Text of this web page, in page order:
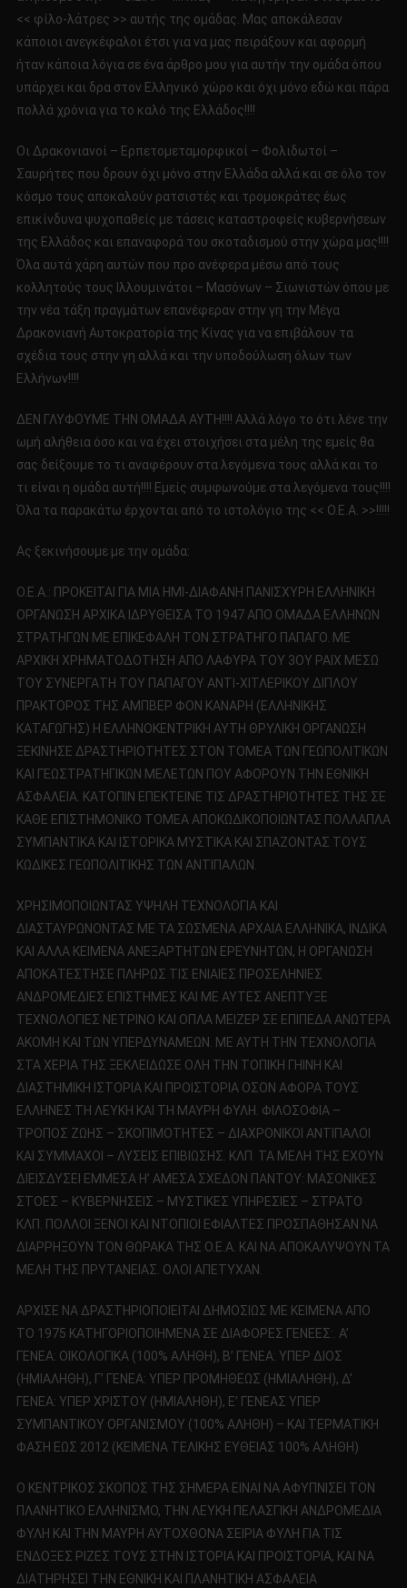
<< φίλο-λάτρες >> αυτής της ομάδας. Μας αποκάλεσαν
κάποιοι ανεγκέφαλοι έτσι για να μας πειράξουν και αφορμή
ήταν κάποια λόγια σε ένα άρθρο μου για αυτήν την ομάδα όπου
υπάρχει και δρα στον Ελληνικό χώρο και όχι μόνο εδώ και πάρα
πολλά χρόνια για το καλό της Ελλάδος!!!!
Οι Δρακονιανοί – Ερπετομεταμορφικοί – Φολιδωτοί –
Σαυρήτες που δρουν όχι μόνο στην Ελλάδα αλλά και σε όλο τον
κόσμο τους αποκαλούν ρατσιστές και τρομοκράτες έως
επικίνδυνα ψυχοπαθείς με τάσεις καταστροφείς κυβερνήσεων
της Ελλάδος και επαναφορά του σκοταδισμού στην χώρα μας!!!!
Όλα αυτά χάρη αυτών που προ ανέφερα μέσω από τους
κολλητούς τους Ιλλουμινάτοι – Μασόνων – Σιωνιστών όπου με
την νέα τάξη πραγμάτων επανέφεραν στην γη την Μέγα
Δρακονιανή Αυτοκρατορία της Κίνας για να επιβάλουν τα
σχέδια τους στην γη αλλά και την υποδούλωση όλων των
Ελλήνων!!!!
ΔΕΝ ΓΛΥΦΟΥΜΕ ΤΗΝ ΟΜΑΔΑ ΑΥΤΗ!!!! Αλλά λόγο το ότι λένε την
ωμή αλήθεια όσο και να έχει στοιχήσει στα μέλη της εμείς θα
σας δείξουμε το τι αναφέρουν στα λεγόμενα τους αλλά και το
τι είναι η ομάδα αυτή!!!! Εμείς συμφωνούμε στα λεγόμενα τους!!!!
Όλα τα παρακάτω έρχονται από το ιστολόγιο της << Ο.Ε.Α. >>!!!!!
Ας ξεκινήσουμε με την ομάδα:
Ο.Ε.Α.: ΠΡΟΚΕΙΤΑΙ ΓΙΑ ΜΙΑ ΗΜΙ-ΔΙΑΦΑΝΗ ΠΑΝΙΣΧΥΡΗ ΕΛΛΗΝΙΚΗ
ΟΡΓΑΝΩΣΗ ΑΡΧΙΚΑ ΙΔΡΥΘΕΙΣΑ ΤΟ 1947 ΑΠΟ ΟΜΑΔΑ ΕΛΛΗΝΩΝ
ΣΤΡΑΤΗΓΩΝ ΜΕ ΕΠΙΚΕΦΑΛΗ ΤΟΝ ΣΤΡΑΤΗΓΟ ΠΑΠΑΓΟ. ΜΕ
ΑΡΧΙΚΗ ΧΡΗΜΑΤΟΔΟΤΗΣΗ ΑΠΟ ΛΑΦΥΡΑ ΤΟΥ 3ΟΥ ΡΑΙΧ ΜΕΣΩ
ΤΟΥ ΣΥΝΕΡΓΑΤΗ ΤΟΥ ΠΑΠΑΓΟΥ ΑΝΤΙ-ΧΙΤΛΕΡΙΚΟΥ ΔΙΠΛΟΥ
ΠΡΑΚΤΟΡΟΣ ΤΗΣ ΑΜΠΒΕΡ ΦΟΝ ΚΑΝΑΡΗ (ΕΛΛΗΝΙΚΗΣ
ΚΑΤΑΓΩΓΗΣ) Η ΕΛΛΗΝΟΚΕΝΤΡΙΚΗ ΑΥΤΗ ΘΡΥΛΙΚΗ ΟΡΓΑΝΩΣΗ
ΞΕΚΙΝΗΣΕ ΔΡΑΣΤΗΡΙΟΤΗΤΕΣ ΣΤΟΝ ΤΟΜΕΑ ΤΩΝ ΓΕΩΠΟΛΙΤΙΚΩΝ
ΚΑΙ ΓΕΩΣΤΡΑΤΗΓΙΚΩΝ ΜΕΛΕΤΩΝ ΠΟΥ ΑΦΟΡΟΥΝ ΤΗΝ ΕΘΝΙΚΗ
ΑΣΦΑΛΕΙΑ. ΚΑΤΟΠΙΝ ΕΠΕΚΤΕΙΝΕ ΤΙΣ ΔΡΑΣΤΗΡΙΟΤΗΤΕΣ ΤΗΣ ΣΕ
ΚΑΘΕ ΕΠΙΣΤΗΜΟΝΙΚΟ ΤΟΜΕΑ ΑΠΟΚΩΔΙΚΟΠΟΙΩΝΤΑΣ ΠΟΛΛΑΠΛΑ
ΣΥΜΠΑΝΤΙΚΑ ΚΑΙ ΙΣΤΟΡΙΚΑ ΜΥΣΤΙΚΑ ΚΑΙ ΣΠΑΖΟΝΤΑΣ ΤΟΥΣ
ΚΩΔΙΚΕΣ ΓΕΩΠΟΛΙΤΙΚΗΣ ΤΩΝ ΑΝΤΙΠΑΛΩΝ.
ΧΡΗΣΙΜΟΠΟΙΩΝΤΑΣ ΥΨΗΛΗ ΤΕΧΝΟΛΟΓΙΑ ΚΑΙ
ΔΙΑΣΤΑΥΡΩΝΟΝΤΑΣ ΜΕ ΤΑ ΣΩΣΜΕΝΑ ΑΡΧΑΙΑ ΕΛΛΗΝΙΚΑ, ΙΝΔΙΚΑ
ΚΑΙ ΑΛΛΑ ΚΕΙΜΕΝΑ ΑΝΕΞΑΡΤΗΤΩΝ ΕΡΕΥΝΗΤΩΝ, Η ΟΡΓΑΝΩΣΗ
ΑΠΟΚΑΤΕΣΤΗΣΕ ΠΛΗΡΩΣ ΤΙΣ ΕΝΙΑΙΕΣ ΠΡΟΣΕΛΗΝΙΕΣ
ΑΝΔΡΟΜΕΔΙΕΣ ΕΠΙΣΤΗΜΕΣ ΚΑΙ ΜΕ ΑΥΤΕΣ ΑΝΕΠΤΥΞΕ
ΤΕΧΝΟΛΟΓΙΕΣ ΝΕΤΡΙΝΟ ΚΑΙ ΟΠΛΑ ΜΕΙΖΕΡ ΣΕ ΕΠΙΠΕΔΑ ΑΝΩΤΕΡΑ
ΑΚΟΜΗ ΚΑΙ ΤΩΝ ΥΠΕΡΔΥΝΑΜΕΩΝ. ΜΕ ΑΥΤΗ ΤΗΝ ΤΕΧΝΟΛΟΓΙΑ
ΣΤΑ ΧΕΡΙΑ ΤΗΣ ΞΕΚΛΕΙΔΩΣΕ ΟΛΗ ΤΗΝ ΤΟΠΙΚΗ ΓΗΙΝΗ ΚΑΙ
ΔΙΑΣΤΗΜΙΚΗ ΙΣΤΟΡΙΑ ΚΑΙ ΠΡΟΙΣΤΟΡΙΑ ΟΣΟΝ ΑΦΟΡΑ ΤΟΥΣ
ΕΛΛΗΝΕΣ ΤΗ ΛΕΥΚΗ ΚΑΙ ΤΗ ΜΑΥΡΗ ΦΥΛΗ. ΦΙΛΟΣΟΦΙΑ –
ΤΡΟΠΟΣ ΖΩΗΣ – ΣΚΟΠΙΜΟΤΗΤΕΣ – ΔΙΑΧΡΟΝΙΚΟΙ ΑΝΤΙΠΑΛΟΙ
ΚΑΙ ΣΥΜΜΑΧΟΙ – ΛΥΣΕΙΣ ΕΠΙΒΙΩΣΗΣ. ΚΛΠ. ΤΑ ΜΕΛΗ ΤΗΣ ΕΧΟΥΝ
ΔΙΕΙΣΔΥΣΕΙ ΕΜΜΕΣΑ Η’ ΑΜΕΣΑ ΣΧΕΔΟΝ ΠΑΝΤΟΥ: ΜΑΣΟΝΙΚΕΣ
ΣΤΟΕΣ – ΚΥΒΕΡΝΗΣΕΙΣ – ΜΥΣΤΙΚΕΣ ΥΠΗΡΕΣΙΕΣ – ΣΤΡΑΤΟ
ΚΛΠ. ΠΟΛΛΟΙ ΞΕΝΟΙ ΚΑΙ ΝΤΟΠΙΟΙ ΕΦΙΑΛΤΕΣ ΠΡΟΣΠΑΘΗΣΑΝ ΝΑ
ΔΙΑΡΡΗΞΟΥΝ ΤΟΝ ΘΩΡΑΚΑ ΤΗΣ Ο.Ε.Α. ΚΑΙ ΝΑ ΑΠΟΚΑΛΥΨΟΥΝ ΤΑ
ΜΕΛΗ ΤΗΣ ΠΡΥΤΑΝΕΙΑΣ. ΟΛΟΙ ΑΠΕΤΥΧΑΝ.
ΑΡΧΙΣΕ ΝΑ ΔΡΑΣΤΗΡΙΟΠΟΙΕΙΤΑΙ ΔΗΜΟΣΙΩΣ ΜΕ ΚΕΙΜΕΝΑ ΑΠΟ
ΤΟ 1975 ΚΑΤΗΓΟΡΙΟΠΟΙΗΜΕΝΑ ΣΕ ΔΙΑΦΟΡΕΣ ΓΕΝΕΕΣ:. Α’
ΓΕΝΕΑ: ΟΙΚΟΛΟΓΙΚΑ (100% ΑΛΗΘΗ), Β’ ΓΕΝΕΑ: ΥΠΕΡ ΔΙΟΣ
(ΗΜΙΑΛΗΘΗ), Γ’ ΓΕΝΕΑ: ΥΠΕΡ ΠΡΟΜΗΘΕΩΣ (ΗΜΙΑΛΗΘΗ), Δ’
ΓΕΝΕΑ: ΥΠΕΡ ΧΡΙΣΤΟΥ (ΗΜΙΑΛΗΘΗ), Ε’ ΓΕΝΕΑΣ ΥΠΕΡ
ΣΥΜΠΑΝΤΙΚΟΥ ΟΡΓΑΝΙΣΜΟΥ (100% ΑΛΗΘΗ) – ΚΑΙ ΤΕΡΜΑΤΙΚΗ
ΦΑΣΗ ΕΩΣ 2012 (ΚΕΙΜΕΝΑ ΤΕΛΙΚΗΣ ΕΥΘΕΙΑΣ 100% ΑΛΗΘΗ)
Ο ΚΕΝΤΡΙΚΟΣ ΣΚΟΠΟΣ ΤΗΣ ΣΗΜΕΡΑ ΕΙΝΑΙ ΝΑ ΑΦΥΠΝΙΣΕΙ ΤΟΝ
ΠΛΑΝΗΤΙΚΟ ΕΛΛΗΝΙΣΜΟ, ΤΗΝ ΛΕΥΚΗ ΠΕΛΑΣΓΙΚΗ ΑΝΔΡΟΜΕΔΙΑ
ΦΥΛΗ ΚΑΙ ΤΗΝ ΜΑΥΡΗ ΑΥΤΟΧΘΟΝΑ ΣΕΙΡΙΑ ΦΥΛΗ ΓΙΑ ΤΙΣ
ΕΝΔΟΞΕΣ ΡΙΖΕΣ ΤΟΥΣ ΣΤΗΝ ΙΣΤΟΡΙΑ ΚΑΙ ΠΡΟΙΣΤΟΡΙΑ, ΚΑΙ ΝΑ
ΔΙΑΤΗΡΗΣΕΙ ΤΗΝ ΕΘΝΙΚΗ ΚΑΙ ΠΛΑΝΗΤΙΚΗ ΑΣΦΑΛΕΙΑ